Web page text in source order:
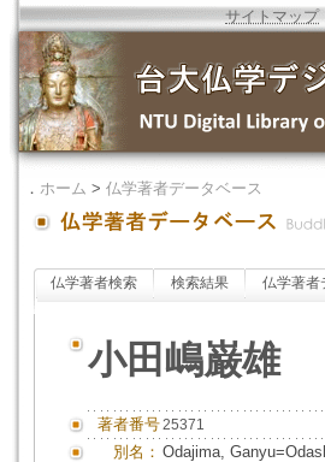
サイトマップ
． ホーム > 仏学著者データベース
仏学著者検索 検索結果 仏学著者
小田嶋巌雄
著者番号25371
別名： Odajima,